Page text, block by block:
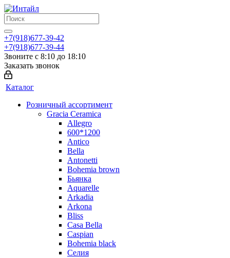
+7(918)677-39-42
+7(918)677-39-44
Звоните с 8:10 до 18:10
Заказать звонок
Каталог
Розничный ассортимент
Gracia Ceramica
Allegro
600*1200
Antico
Bella
Antonetti
Bohemia brown
Бьянка
Aquarelle
Arkadia
Arkona
Bliss
Casa Bella
Caspian
Bohemia black
Селия